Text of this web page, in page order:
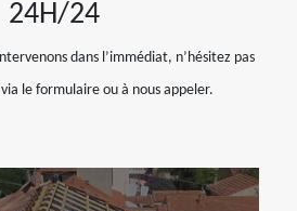
24H/24
dans l’immédiat, n’hésitez pas
le formulaire ou à nous appeler.